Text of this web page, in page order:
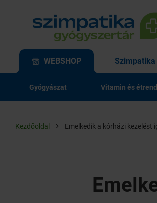
WEBSHOP
Gyógyászat Vitamin és
Kezdőoldal Emelkedik a kórházi kezelést